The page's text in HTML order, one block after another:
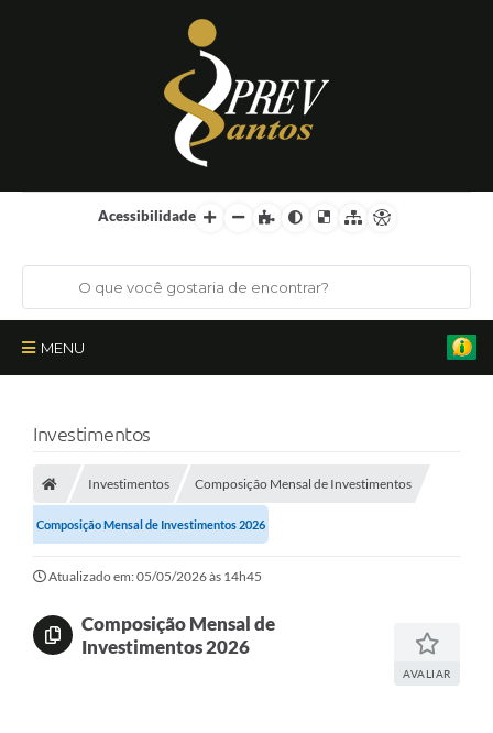
Acessibilidade
MENU
Órgãos Colegiados
Certificações
Investimentos
Educação Previdenciária
Relatórios
Investimentos
Investimentos Composição Mensal de Investimentos
Composição Mensal de Investimentos 2026
Atualizado em: 05/05/2026 às 14h45
Composição Mensal de
Investimentos 2026
AVALIAR